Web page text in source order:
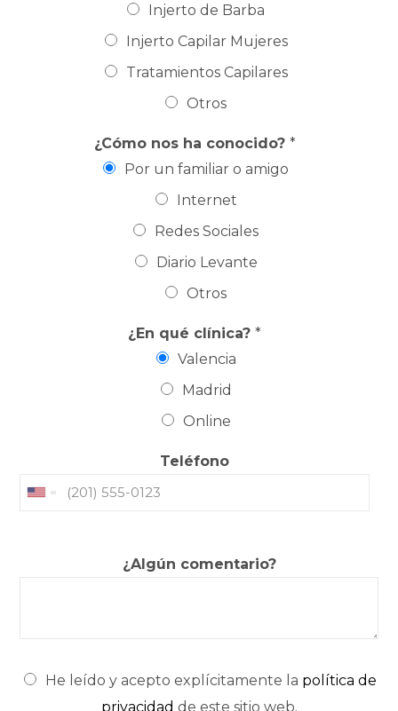
Injerto de Barba
Injerto Capilar Mujeres
Tratamientos Capilares
Otros
¿Cómo nos ha conocido? *
Por un familiar o amigo
Internet
Redes Sociales
Diario Levante
Otros
¿En qué clínica? *
Valencia
Madrid
Online
Teléfono
¿Algún comentario?
He leído y acepto explícitamente la política de
privacidad de este sitio web.